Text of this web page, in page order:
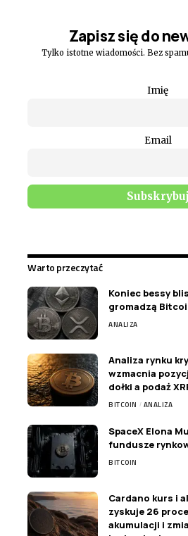
Zapisz się do
Tylko istotne wiadomości. Bez
Imię
Email
Warto przeczytać
Koniec bessy
gromadzą
ANALIZA
Analiza rynku
wzmacnia
dołki a podaż
BITCOIN ANALIZA
SpaceX Elona
fundusze
BITCOIN
Cardano kurs i
zyskuje 26
akumulacji i